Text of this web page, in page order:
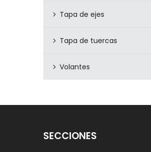
Tapa de ejes
Tapa de tuercas
Volantes
SECCIONES